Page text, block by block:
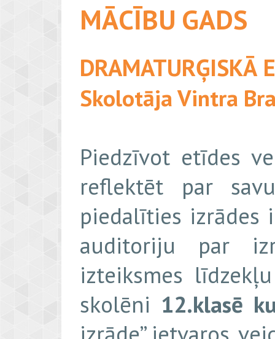
MĀCĪBU GADS
DRAMATURĢISKĀ
Skolotāja Vintra
Piedzīvot etīdes
reflektēt par
piedalīties izrādes
auditoriju par
izteiksmes
skolēni 12.klasē